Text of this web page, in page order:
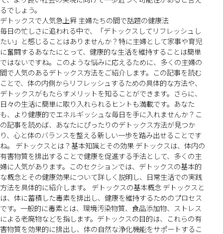
るでしょう。
デトックスで人気急上昇 主婦たちの間で話題の健康法
毎日の忙しさに追われる中で、「デトックスしてリフレッシュし
たい」と感じることはありませんか？特に主婦として家事や育児
に奮闘するあなたにとって、健康的な生活を維持することは簡単
ではないですね。このような悩みに応えるために、多くの主婦の
間で人気のあるデトックス方法をご紹介します。この記事を読む
ことで、体の内側からリフレッシュするための具体的な方法や、
デトックスがもたらすメリットを知ることができます。さらに、
日々の生活に簡単に取り入れられるヒントも満載です。あなた
も、より健康的でエネルギッシュな毎日を手に入れませんか？こ
の記事を読めば、あなたにぴったりのデトックス方法が見つか
り、心と体のバランスを整える新しい一歩を踏み出せることです
ね。 デトックスとは？基本知識とその効果 デトックスは、体内の
有害物質を排出することで健康を促進する手法として、多くの主
婦に人気があります。このセクションでは、デトックスの基本的
な概念とその健康効果について詳しく説明し、日常生活での実践
方法を具体的に紹介します。 デトックスの基本概念 デトックスと
は、体に蓄積した毒素を排出し、健康を維持するためのプロセス
です。一般的に毒素とは、環境汚染物質、食品添加物、ストレス
による老廃物などを指します。デトックスの目的は、これらの有
害物質を効果的に排出し、体の自然な浄化機能をサポートするこ